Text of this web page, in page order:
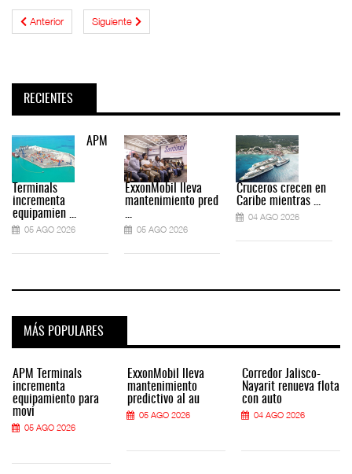
Anterior Siguiente
RECIENTES
APM
Terminals
incrementa
equipamien ...
05 AGO 2026
ExxonMobil lleva
mantenimiento pred
05 AGO 2026
Cruceros crecen en
Caribe mientras ...
04 AGO 2026
MÁS POPULARES
APM Terminals
incrementa
equipamiento para
movi
05 AGO 2026
ExxonMobil lleva
mantenimiento
predictivo al au
05 AGO 2026
Corredor Jalisco-
Nayarit renueva flota
con auto
04 AGO 2026